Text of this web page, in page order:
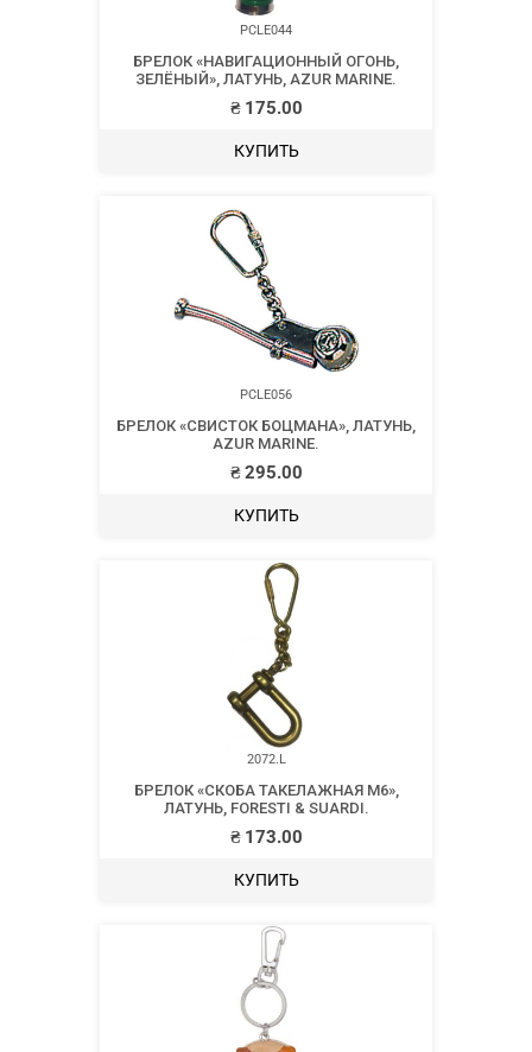
PCLE044
БРЕЛОК «НАВИГАЦИОННЫЙ ОГОНЬ,
ЗЕЛЁНЫЙ», ЛАТУНЬ, AZUR MARINE.
₴175.00
КУПИТЬ
PCLE056
БРЕЛОК «СВИСТОК БОЦМАНА», ЛАТУНЬ,
AZUR MARINE.
₴295.00
КУПИТЬ
2072.L
БРЕЛОК «СКОБА ТАКЕЛАЖНАЯ М6»,
ЛАТУНЬ, FORESTI & SUARDI.
₴173.00
КУПИТЬ